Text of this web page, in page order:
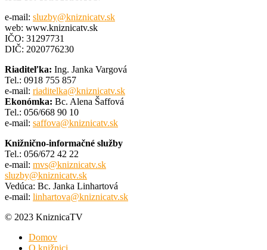
e-mail: sluzby@kniznicatv.sk
web: www.kniznicatv.sk
IČO: 31297731
DIČ: 2020776230
Riaditeľka: Ing. Janka Vargová
Tel.: 0918 755 857
e-mail: riaditelka@kniznicatv.sk
Ekonómka: Bc. Alena Šaffová
Tel.: 056/668 90 10
e-mail: saffova@kniznicatv.sk
Knižnično-informačné služby
Tel.: 056/672 42 22
e-mail: mvs@kniznicatv.sk
sluzby@kniznicatv.sk
Vedúca: Bc. Janka Linhartová
e-mail: linhartova@kniznicatv.sk
© 2023 KniznicaTV
Domov
O knižnici